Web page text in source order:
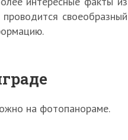
своеобразный
на фотопанораме.